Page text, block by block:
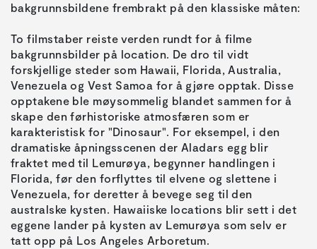
To filmstaber reiste verden rundt for å filme
bakgrunnsbilder på location. De dro til vidt
forskjellige steder som Hawaii, Florida, Australia,
Venezuela og Vest Samoa for å gjøre opptak. Disse
opptakene ble møysommelig blandet sammen for å
skape den førhistoriske atmosfæren som er
karakteristisk for "Dinosaur". For eksempel, i den
dramatiske åpningsscenen der Aladars egg blir
fraktet med til Lemurøya, begynner handlingen i
Florida, før den forflyttes til elvene og slettene i
Venezuela, for deretter å bevege seg til den
australske kysten. Hawaiiske locations blir sett i det
eggene lander på kysten av Lemurøya som selv er
tatt opp på Los Angeles Arboretum.